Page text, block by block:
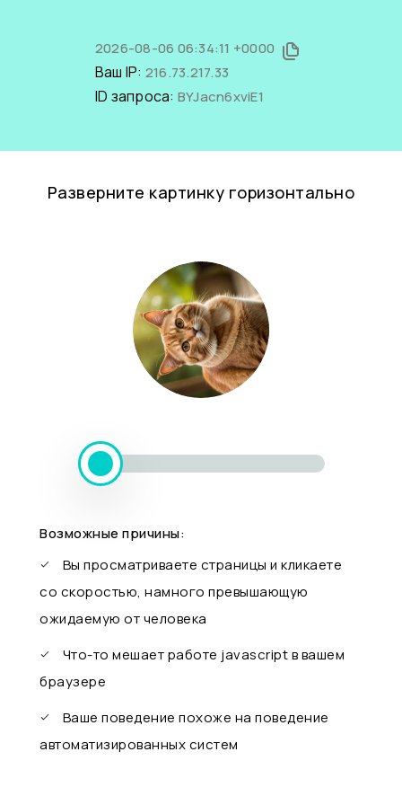
2026-08-06 06:34:11 +0000
Ваш IP: 216.73.217.33
ID запроса: BYJacn6xviE1
Разверните картинку горизонтально
Возможные причины:
Вы просматриваете страницы и кликаете
со скоростью, намного превышающую
ожидаемую от человека
Что-то мешает работе javascript в вашем
браузере
Ваше поведение похоже на поведение
автоматизированных систем